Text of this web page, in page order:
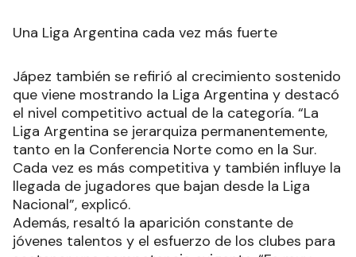
Una Liga Argentina cada vez más fuerte
Jápez también se refirió al crecimiento sostenido
que viene mostrando la Liga Argentina y destacó
el nivel competitivo actual de la categoría. “La
Liga Argentina se jerarquiza permanentemente,
tanto en la Conferencia Norte como en la Sur.
Cada vez es más competitiva y también influye la
llegada de jugadores que bajan desde la Liga
Nacional”, explicó.
Además, resaltó la aparición constante de
jóvenes talentos y el esfuerzo de los clubes para